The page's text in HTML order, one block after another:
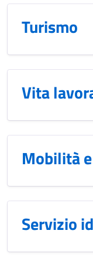
Turismo
Vita
Mobilità
Servizio